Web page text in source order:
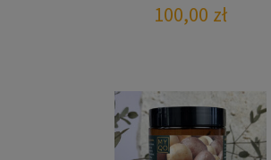
100,00 zł